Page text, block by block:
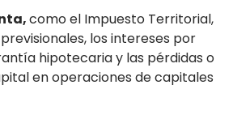
como el Impuesto Territorial,
los intereses por
hipotecaria y las pérdidas o
en operaciones de capitales